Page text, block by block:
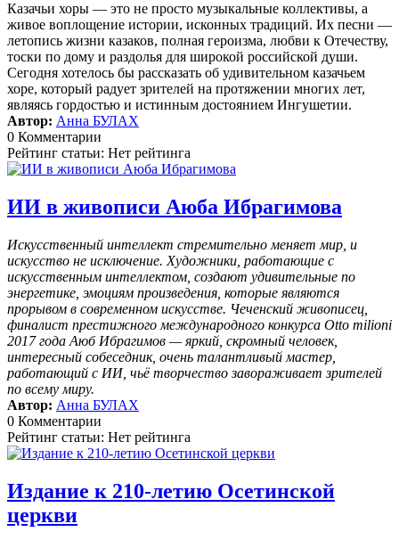
Казачьи хоры — это не просто музыкальные коллективы, а
живое воплощение истории, исконных традиций. Их песни —
летопись жизни казаков, полная героизма, любви к Отечеству,
тоски по дому и раздолья для широкой российской души.
Сегодня хотелось бы рассказать об удивительном казачьем
хоре, который радует зрителей на протяжении многих лет,
являясь гордостью и истинным достоянием Ингушетии.
Автор: Анна БУЛАХ
0 Комментарии
Рейтинг статьи: Нет рейтинга
ИИ в живописи Аюба Ибрагимова
Искусственный интеллект стремительно меняет мир, и
искусство не исключение. Художники, работающие с
искусственным интеллектом, создают удивительные по
энергетике, эмоциям произведения, которые являются
прорывом в современном искусстве. Чеченский живописец,
финалист престижного международного конкурса Otto milioni
2017 года Аюб Ибрагимов — яркий, скромный человек,
интересный собеседник, очень талантливый мастер,
работающий с ИИ, чьё творчество завораживает зрителей
по всему миру.
Автор: Анна БУЛАХ
0 Комментарии
Рейтинг статьи: Нет рейтинга
Издание к 210-летию Осетинской
церкви